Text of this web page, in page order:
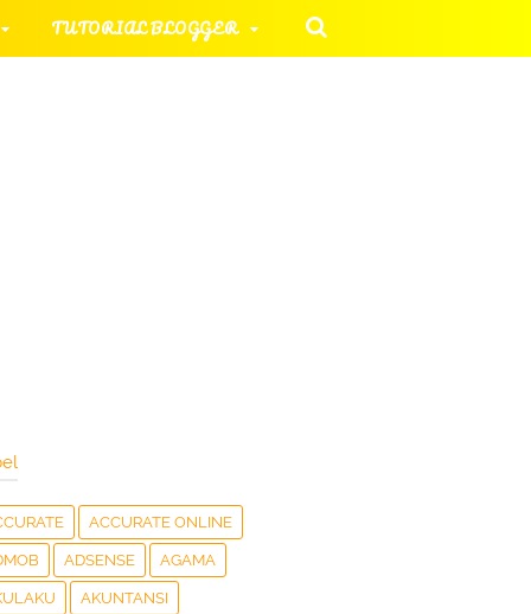
TUTORIAL BLOGGER
ACCURATE ONLINE
ADSENSE AGAMA
AKUNTANSI